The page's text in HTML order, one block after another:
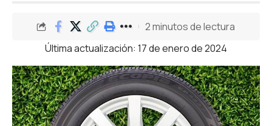
Última actualización: 17 de enero de 2024
2 minutos de lectura